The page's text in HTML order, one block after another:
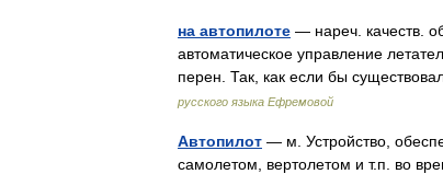
на автопилоте — нареч. качеств.
автоматическое управление
перен. Так, как если бы
русского языка Ефремовой
Автопилот — м. Устройство,
самолетом, вертолетом и т.п. во